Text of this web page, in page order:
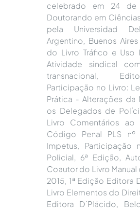
celebrado em 24 de
Doutorando em
pela Universidad
Argentino, Buenos
do Livro Tráfico e Uso
Atividade sindical
transnacional,
Participação no Livro:
Prática - Alterações da
os Delegados de
Livro Comentários
Código Penal PLS nº
Impetus, Participação
Policial, 6ª Edição,
Coautor do Livro Manual
2015, 1ª Edição Editora
Livro Elementos do
Editora D´Plácido,